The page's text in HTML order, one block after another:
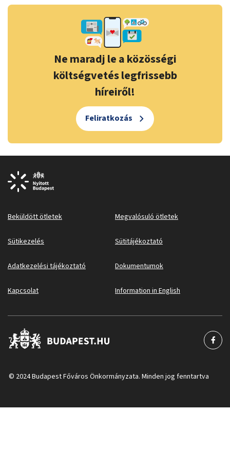
Ne maradj le a közösségi
költségvetés legfrissebb
híreiről!
Feliratkozás
Beküldött ötletek Megvalósuló ötletek
Sütikezelés Sütitájékoztató
Adatkezelési tájékoztató Dokumentumok
Kapcsolat Information in English
© 2024 Budapest Főváros Önkormányzata. Minden jog fenntartva